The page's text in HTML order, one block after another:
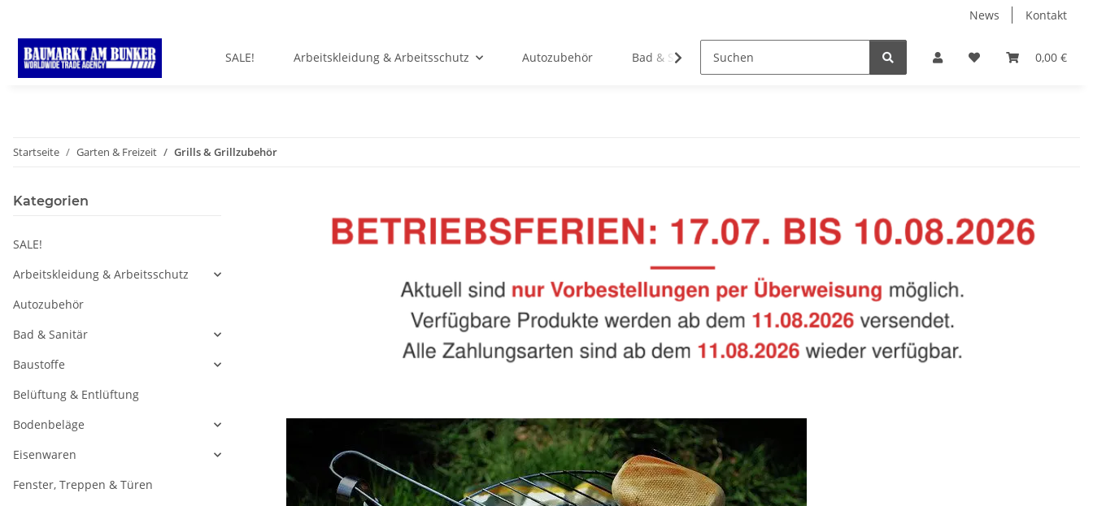
News Kontakt
0,00 €
SALE! Arbeitskleidung & Arbeitsschutz Autozubehör Bad & Sanitär Belüftung & Entlüftung
Startseite Garten & Freizeit Grills & Grillzubehör
Kategorien
SALE!
Arbeitskleidung & Arbeitsschutz
Autozubehör
Bad & Sanitär
Baustoffe
Belüftung & Entlüftung
Bodenbeläge
Eisenwaren
Fenster, Treppen & Türen